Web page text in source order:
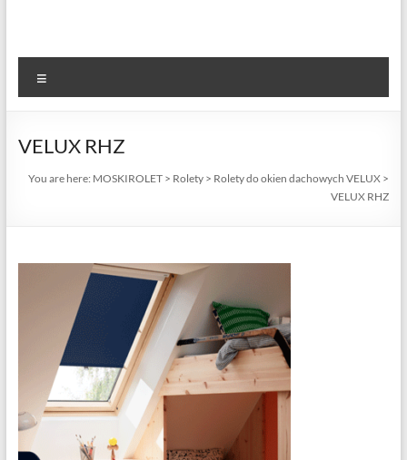
ramkowe i
drzwiowe
VELUX RHZ
You are here: MOSKIROLET > Rolety > Rolety do okien dachowych VELUX >
VELUX RHZ